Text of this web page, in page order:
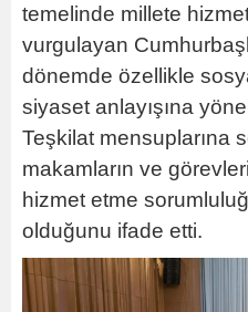
temelinde millete
vurgulayan
dönemde özellikle
siyaset anlayışına
Teşkilat mensuplarına
makamların ve
hizmet etme
olduğunu ifade etti.